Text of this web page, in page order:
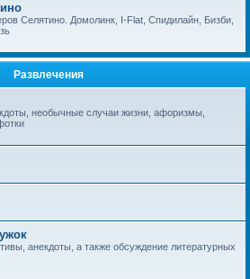
Селятино. Домолинк, I-Flat, Спидилайн, Бизби,
Развлечения
необычные случаи жизни, афоризмы,
анекдоты, а также обсуждение литературных